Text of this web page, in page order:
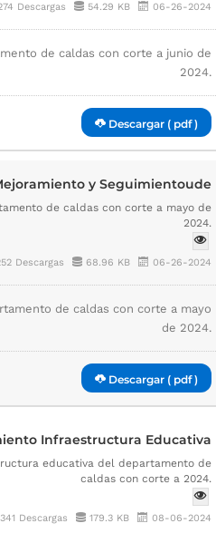
Descargas 54.29 KB 06-26-2024
de caldas con corte a junio de
2024.
Descargar ( pdf )
y Seguimientoude
de caldas con corte a mayo de
2024.
Descargas 68.96 KB 06-26-2024
de caldas con corte a mayo
de 2024.
Descargar ( pdf )
Infraestructura Educativa
educativa del departamento de
caldas con corte a 2024.
341 Descargas 179.3 KB 08-06-2024